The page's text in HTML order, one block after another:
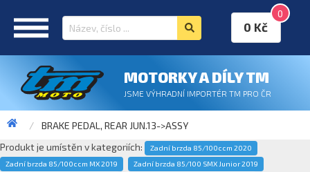
0
0 Kč
MOTORKY A DÍLY TM
JSME VÝHRADNÍ IMPORTÉR TM PRO ČR
BRAKE PEDAL, REAR JUN.13->ASSY
Produkt je umístěn v kategoriích:
Zadní brzda 85/100ccm 2020
Zadní brzda 85/100ccm MX 2019
Zadní brzda 85/100 SMX Junior 2019